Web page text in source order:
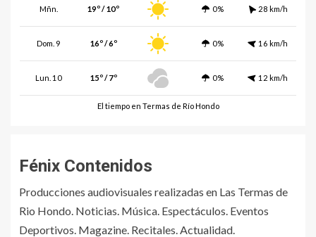
Mñn. 19º / 10º 0% 28 km/h
Dom. 9 16º / 6º 0% 16 km/h
Lun. 10 15º / 7º 0% 12 km/h
El tiempo en Termas de Río Hondo
Fénix Contenidos
Producciones audiovisuales realizadas en Las Termas de
Rio Hondo. Noticias. Música. Espectáculos. Eventos
Deportivos. Magazine. Recitales. Actualidad.